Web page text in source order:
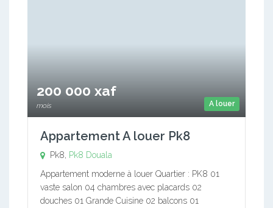
A louer
200 000 xaf
mois
Appartement A louer Pk8
Pk8, Pk8 Douala
Appartement moderne à louer Quartier : PK8 01
vaste salon 04 chambres avec placards 02
douches 01 Grande Cuisine 02 balcons 01